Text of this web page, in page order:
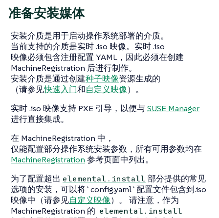
准备安装媒体
安装介质是用于启动操作系统部署的介质。
当前支持的介质是实时 .iso 映像。实时 .iso
映像必须包含注册配置 YAML，因此必须在创建
MachineRegistration 后进行制作。
安装介质是通过创建种子映像资源生成的
（请参见快速入门和自定义映像）。
实时 .iso 映像支持 PXE 引导，以便与SUSE Manager
进行直接集成。
在 MachineRegistration 中，
仅能配置部分操作系统安装参数，所有可用参数均在
MachineRegistration 参考页面中列出。
为了配置超出 elemental.install 部分提供的常见
选项的安装，可以将`config.yaml`配置文件包含到.iso
映像中（请参见自定义映像）。 请注意，作为
MachineRegistration 的 elemental.install